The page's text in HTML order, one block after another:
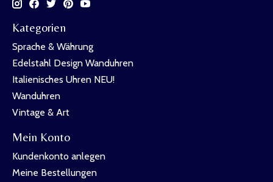
Kategorien
Sprache & Währung
Edelstahl Design Wanduhren
Italienisches Uhren NEU!
Wanduhren
Vintage & Art
Mein Konto
Kundenkonto anlegen
Meine Bestellungen